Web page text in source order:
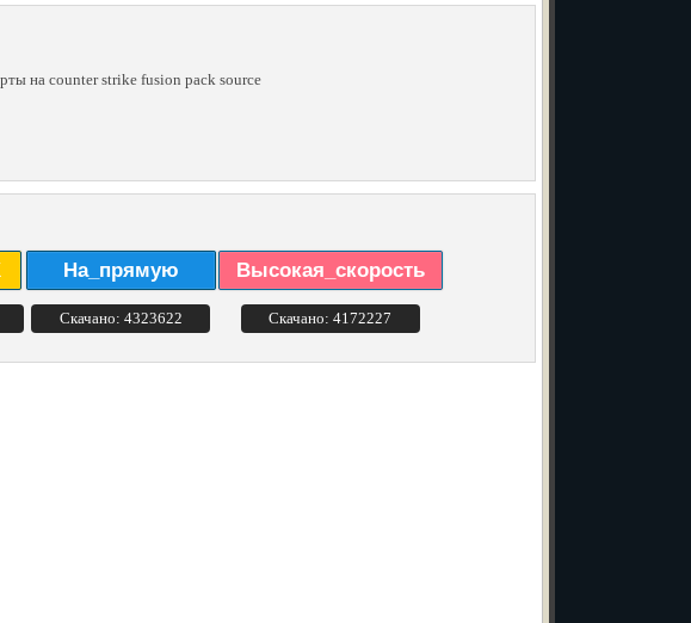
на counter strike fusion pack source
На_прямую
Скачано: 4323622
Высокая_скорость
Скачано: 4172227